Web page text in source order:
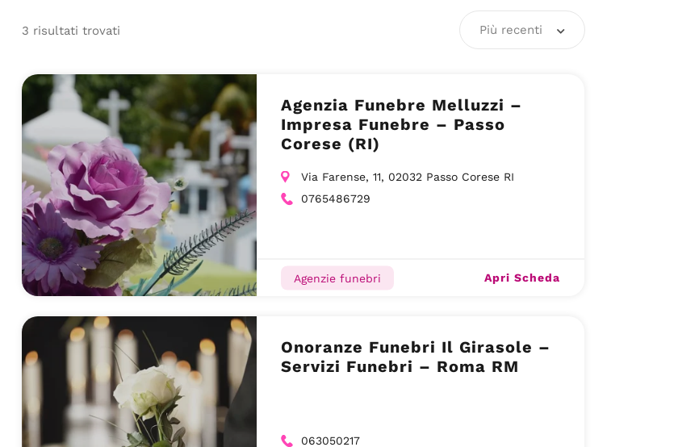
3 risultati trovati Più recenti
Agenzia Funebre Melluzzi –
Impresa Funebre – Passo
Corese (RI)
Via Farense, 11, 02032 Passo Corese RI
0765486729
Agenzie funebri Apri Scheda
Onoranze Funebri Il Girasole –
Servizi Funebri – Roma RM
063050217